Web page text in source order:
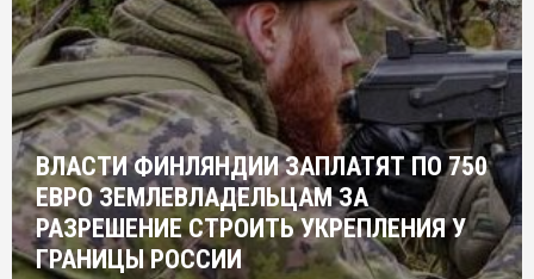
ВЛАСТИ ФИНЛЯНДИИ ЗАПЛАТЯТ ПО 750
ЕВРО ЗЕМЛЕВЛАДЕЛЬЦАМ ЗА
РАЗРЕШЕНИЕ СТРОИТЬ УКРЕПЛЕНИЯ У
ГРАНИЦЫ РОССИИ